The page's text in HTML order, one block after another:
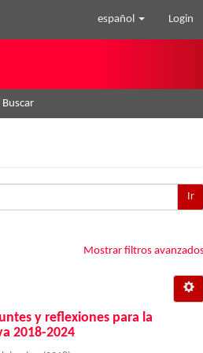
español Login
Buscar
Ir
Mostrar filtros
y reflexiones para la
2018-2024